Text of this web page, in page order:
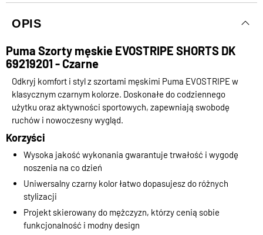
OPIS
Puma Szorty męskie EVOSTRIPE SHORTS DK
69219201 - Czarne
Odkryj komfort i styl z szortami męskimi Puma EVOSTRIPE w
klasycznym czarnym kolorze. Doskonałe do codziennego
użytku oraz aktywności sportowych, zapewniają swobodę
ruchów i nowoczesny wygląd.
Korzyści
Wysoka jakość wykonania gwarantuje trwałość i wygodę
noszenia na co dzień
Uniwersalny czarny kolor łatwo dopasujesz do różnych
stylizacji
Projekt skierowany do mężczyzn, którzy cenią sobie
funkcjonalność i modny design